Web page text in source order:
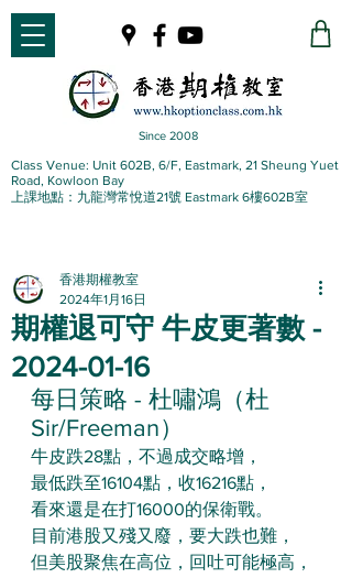
Since 2008
Class Venue: Unit 602B, 6/F, Eastmark, 21 Sheung Yuet
Road, Kowloon Bay
上課地點：九龍灣常悅道21號 Eastmark 6樓602B室
期權退可守 牛皮更著數 -
2024-01-16
香港期權教室
2024年1月16日
每日策略 - 杜嘯鴻（杜
Sir/Freeman）
牛皮跌28點，不過成交略增，
最低跌至16104點，收16216點，
看來還是在打16000的保衛戰。
目前港股又殘又廢，要大跌也難，
但美股聚焦在高位，回吐可能極高，